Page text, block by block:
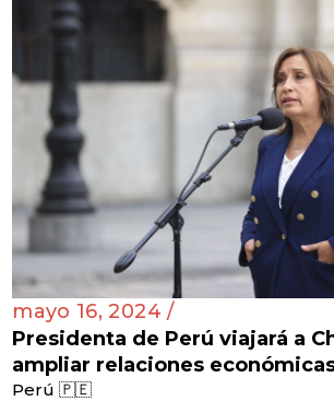
mayo 16, 2024 /
Presidenta de Perú viajará a
ampliar relaciones
Perú 🇵🇪